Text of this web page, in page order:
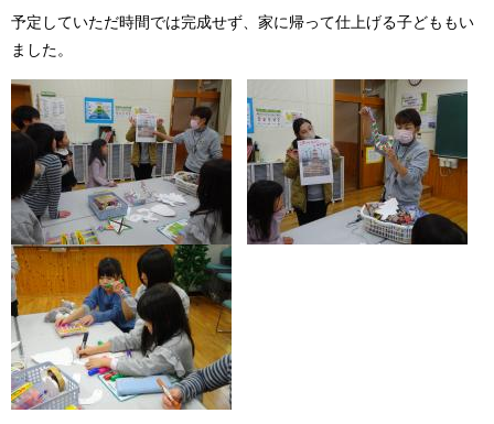
予定していただ時間では完成せず、家に帰って仕上げる子どももい
ました。